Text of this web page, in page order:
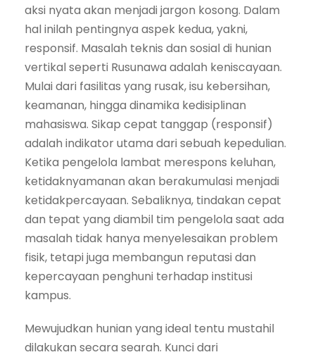
aksi nyata akan menjadi jargon kosong. Dalam
hal inilah pentingnya aspek kedua, yakni,
responsif. Masalah teknis dan sosial di hunian
vertikal seperti Rusunawa adalah keniscayaan.
Mulai dari fasilitas yang rusak, isu kebersihan,
keamanan, hingga dinamika kedisiplinan
mahasiswa. Sikap cepat tanggap (responsif)
adalah indikator utama dari sebuah kepedulian.
Ketika pengelola lambat merespons keluhan,
ketidaknyamanan akan berakumulasi menjadi
ketidakpercayaan. Sebaliknya, tindakan cepat
dan tepat yang diambil tim pengelola saat ada
masalah tidak hanya menyelesaikan problem
fisik, tetapi juga membangun reputasi dan
kepercayaan penghuni terhadap institusi
kampus.
Mewujudkan hunian yang ideal tentu mustahil
dilakukan secara searah. Kunci dari